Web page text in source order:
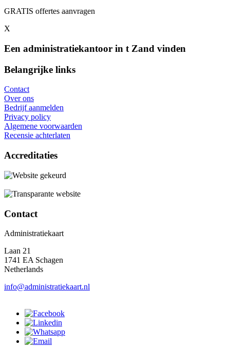
GRATIS offertes aanvragen
X
Een administratiekantoor in t Zand vinden
Belangrijke links
Contact
Over ons
Bedrijf aanmelden
Privacy policy
Algemene voorwaarden
Recensie achterlaten
Accreditaties
Contact
Administratiekaart
Laan 21
1741 EA Schagen
Netherlands
info@administratiekaart.nl